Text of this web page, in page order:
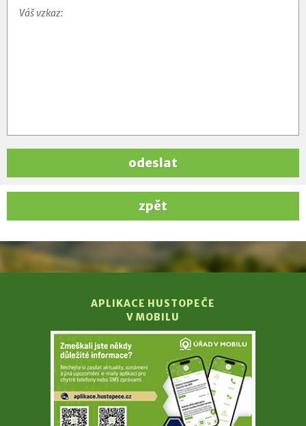
odeslat
zpět
APLIKACE HUSTOPEČE
V MOBILU